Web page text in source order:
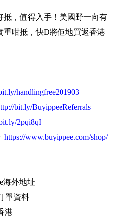
抵，值得入手！美國野一向有
重咁抵，快D將佢地買返香港
handlingfree201903
bit.ly/BuyippeeReferrals
2pqi8qI
https://www.buyippee.com/shop/
海外地址
單資料
港